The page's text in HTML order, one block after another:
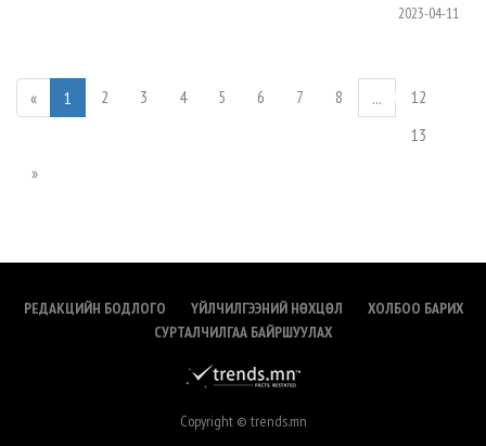
2023-04-11
« 1 2 3 4 5 6 7 8 ...
12
13
»
РЕДАКЦИЙН БОДЛОГО ҮЙЛЧИЛГЭЭНИЙ НӨХЦӨЛ
ХОЛБОО БАРИХ
СУРТАЛЧИЛГАА БАЙРШУУЛАХ
Copyright © trends.mn